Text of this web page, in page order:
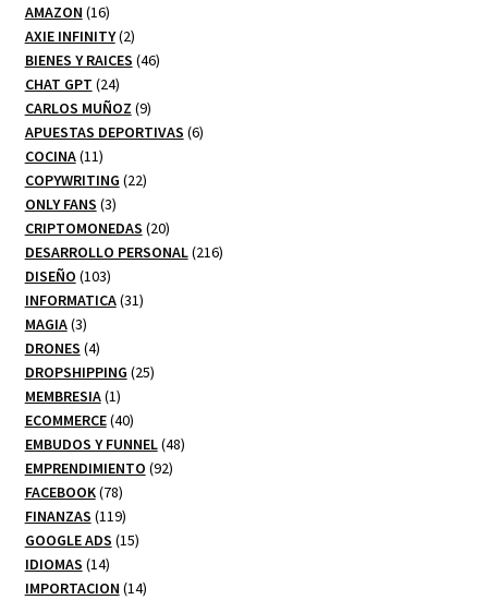
AMAZON 1616
productos
AXIE INFINITY 22
productos
BIENES Y RAICES 4646
CHAT GPT 2424
productos
CARLOS MUÑOZ 99
productos
APUESTAS DEPORTIVAS 66
COCINA 1111
productos
COPYWRITING 2222
ONLY FANS 33
productos
CRIPTOMONEDAS 2020
productos
DESARROLLO PERSONAL 216216
DISEÑO 103103
productos
INFORMATICA 3131
MAGIA 33
productos
DRONES 44
productos
DROPSHIPPING 2525
MEMBRESIA 11
producto
ECOMMERCE 4040
productos
EMBUDOS Y FUNNEL 4848
EMPRENDIMIENTO 9292
FACEBOOK 7878
productos
FINANZAS 119119
productos
GOOGLE ADS 1515
IDIOMAS 1414
productos
IMPORTACION 1414